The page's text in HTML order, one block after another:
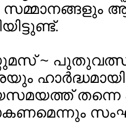
സമ്മാനങ്ങളും
~
തന്നെ